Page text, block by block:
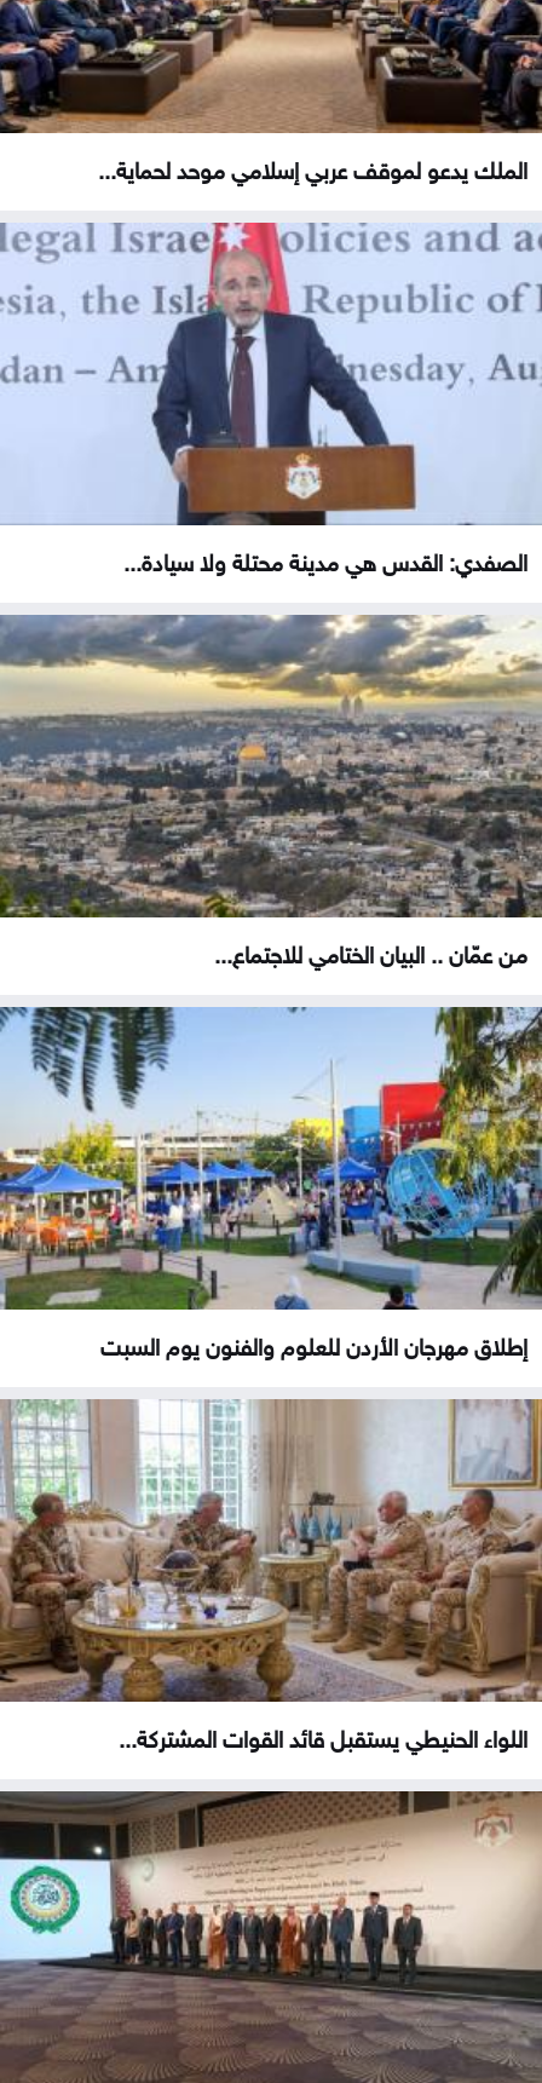
الملك يدعو لموقف عربي إسلامي موحد لحماية...
الصفدي: القدس هي مدينة محتلة ولا سيادة...
من عمّان .. البيان الختامي للاجتماع...
إطلاق مهرجان الأردن للعلوم والفنون يوم السبت
اللواء الحنيطي يستقبل قائد القوات المشتركة...